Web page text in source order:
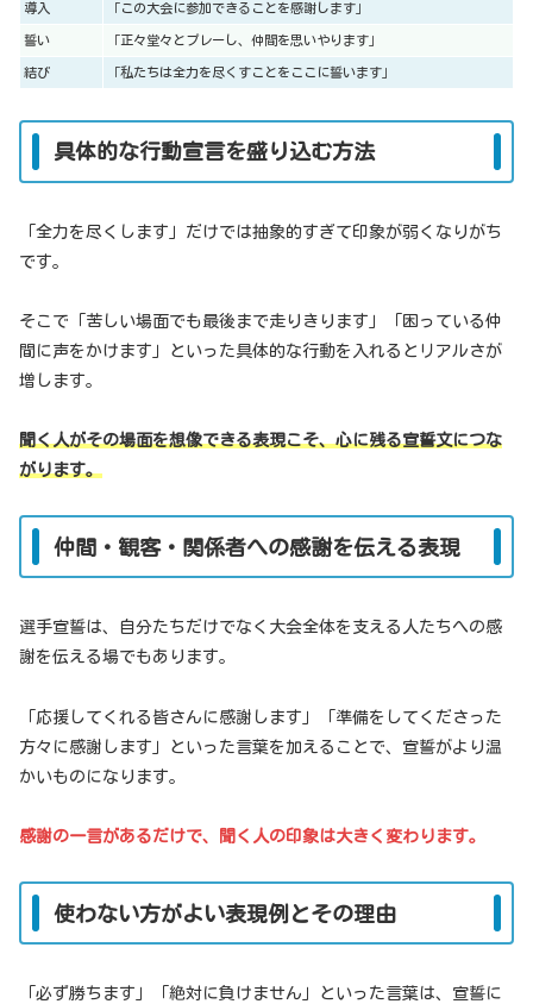
導入 「この大会に参加できることを感謝します」
誓い 「正々堂々とプレーし、仲間を思いやります」
結び 「私たちは全力を尽くすことをここに誓います」
具体的な行動宣言を盛り込む方法
「全力を尽くします」だけでは抽象的すぎて印象が弱くなりがち
です。
そこで「苦しい場面でも最後まで走りきります」「困っている仲
間に声をかけます」といった具体的な行動を入れるとリアルさが
増します。
聞く人がその場面を想像できる表現こそ、心に残る宣誓文につな
がります。
仲間・観客・関係者への感謝を伝える表現
選手宣誓は、自分たちだけでなく大会全体を支える人たちへの感
謝を伝える場でもあります。
「応援してくれる皆さんに感謝します」「準備をしてくださった
方々に感謝します」といった言葉を加えることで、宣誓がより温
かいものになります。
感謝の一言があるだけで、聞く人の印象は大きく変わります。
使わない方がよい表現例とその理由
「必ず勝ちます」「絶対に負けません」といった言葉は、宣誓に